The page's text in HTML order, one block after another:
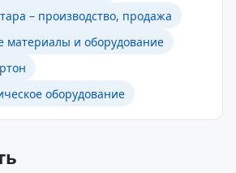
– производство, продажа
материалы и оборудование
оборудование